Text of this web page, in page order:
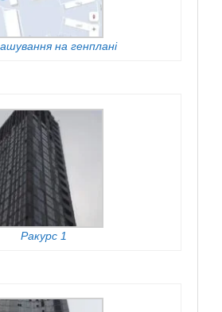
на генплані
Ракурс 1